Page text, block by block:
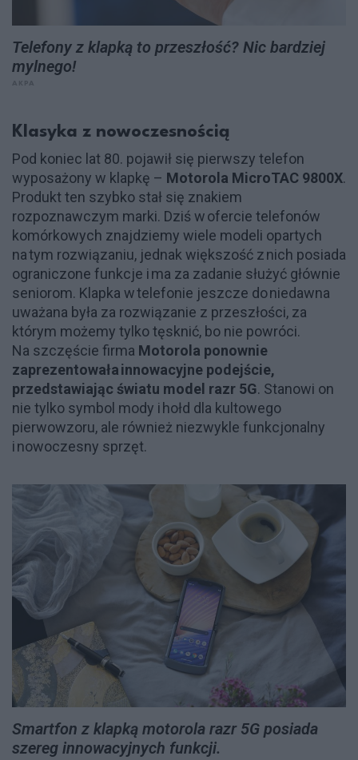
Telefony z klapką to przeszłość? Nic bardziej
mylnego!
Klasyka z nowoczesnością
Pod koniec lat 80. pojawił się pierwszy telefon
wyposażony w klapkę – Motorola MicroTAC 9800X.
Produkt ten szybko stał się znakiem
rozpoznawczym marki. Dziś w ofercie telefonów
komórkowych znajdziemy wiele modeli opartych
na tym rozwiązaniu, jednak większość z nich posiada
ograniczone funkcje i ma za zadanie służyć głównie
seniorom. Klapka w telefonie jeszcze do niedawna
uważana była za rozwiązanie z przeszłości, za
którym możemy tylko tęsknić, bo nie powróci.
Na szczęście firma Motorola ponownie
zaprezentowała innowacyjne podejście,
przedstawiając światu model razr 5G. Stanowi on
nie tylko symbol mody i hołd dla kultowego
pierwowzoru, ale również niezwykle funkcjonalny
i nowoczesny sprzęt.
Smartfon z klapką motorola razr 5G posiada
szereg innowacyjnych funkcji.